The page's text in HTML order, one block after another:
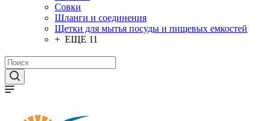
Совки
Шланги и соединения
Щетки для мытья посуды и пищевых емкостей
+ ЕЩЕ 11